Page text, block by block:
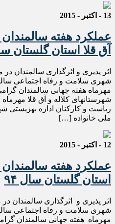
13 - اکتبر - 2015
عملکرد هفته
آق قلا استان گلستان
اثر پذیری و اثرگذاری سالمندان
مهرماه هفته جهانی سالمندان
ریاست و کارکنان اداره بهزیستی
ملی خانواده […]
12 - اکتبر - 2015
عملکرد هفته
استان گلستان سال ۹۴
اثر پذیری و اثرگذاری سالمندان
مهرماه هفته جهانی سالمندان